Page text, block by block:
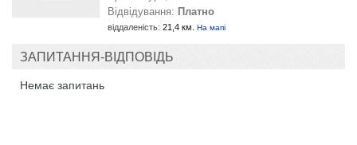
Відвідування: Платно
віддаленість: 21,4 км. На мапі
ЗАПИТАННЯ-ВІДПОВІДЬ
Немає запитань